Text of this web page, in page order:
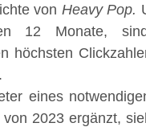
von Heavy Pop.
12 Monate,
höchsten
eines
2023 ergänzt,